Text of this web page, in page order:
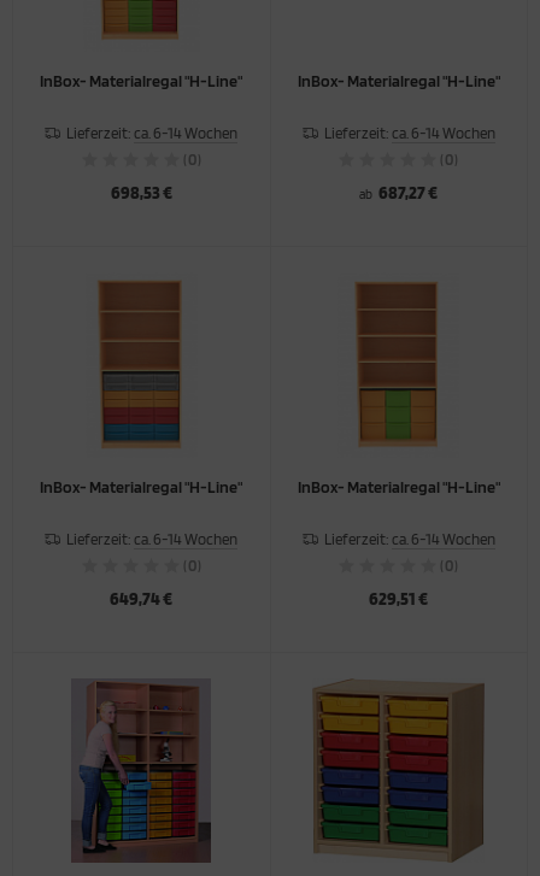
InBox- Materialregal "H-Line"
Lieferzeit: ca. 6-14 Wochen
(0)
698,53 €
InBox- Materialregal "H-Line"
Lieferzeit: ca. 6-14 Wochen
(0)
ab 687,27 €
InBox- Materialregal "H-Line"
Lieferzeit: ca. 6-14 Wochen
(0)
649,74 €
InBox- Materialregal "H-Line"
Lieferzeit: ca. 6-14 Wochen
(0)
629,51 €